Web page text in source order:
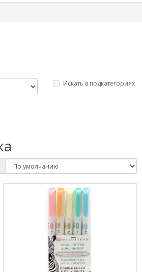
Искать в подкатегориях